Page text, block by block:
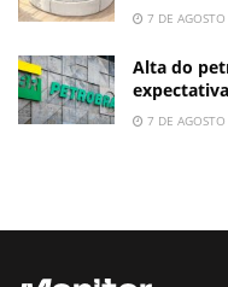
7 DE
Alta do
7 DE